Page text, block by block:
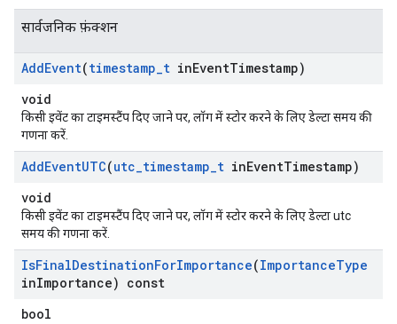
सार्वजनिक फ़ंक्शन
AddEvent(timestamp_t inEventTimestamp)
void
किसी इवेंट का टाइमस्टैंप दिए जाने पर, लॉग में स्टोर करने के लिए डेल्टा समय की
गणना करें.
AddEventUTC(utc_timestamp_t inEventTimestamp)
void
किसी इवेंट का टाइमस्टैंप दिए जाने पर, लॉग में स्टोर करने के लिए डेल्टा utc
समय की गणना करें.
IsFinalDestinationForImportance(ImportanceType
inImportance) const
bool